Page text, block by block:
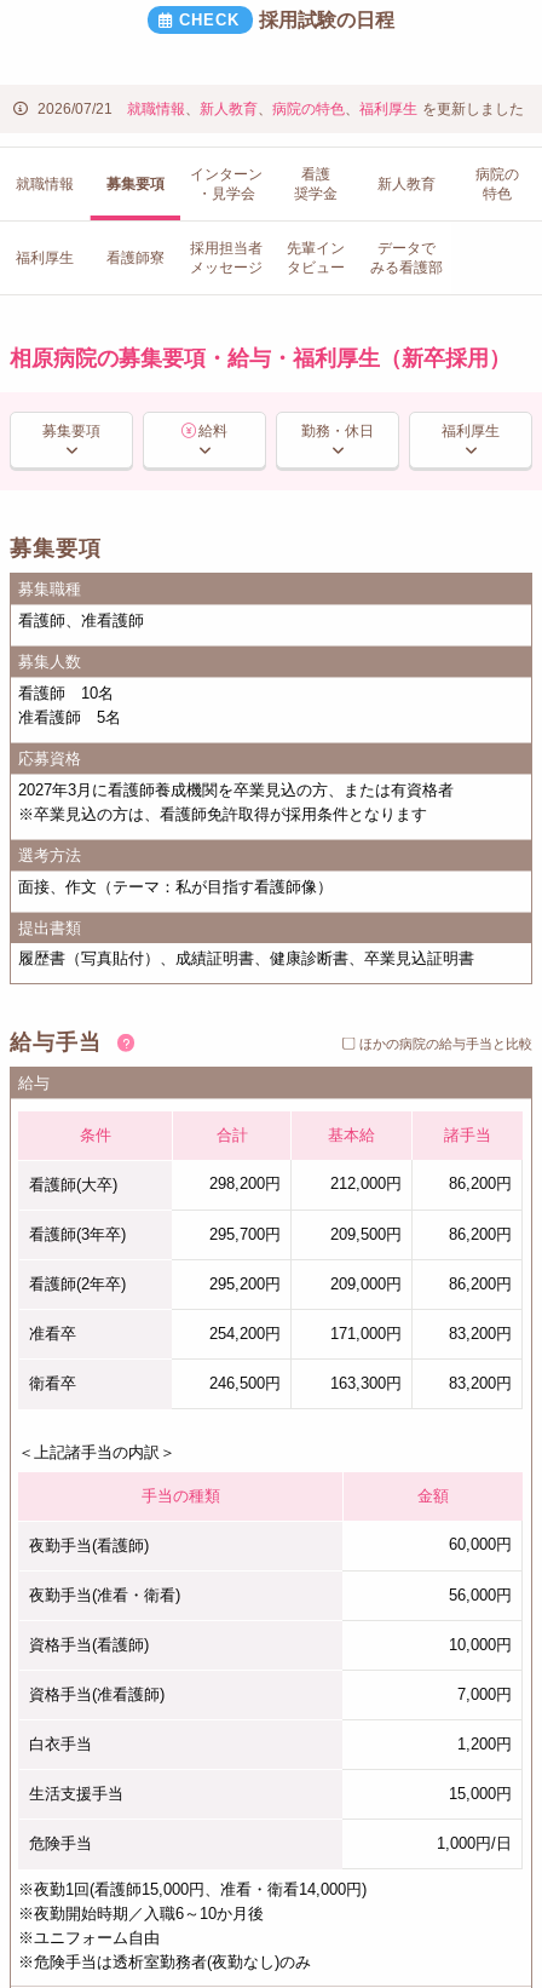
採用試験の日程
2026/07/21 就職情報、 新人教育、 病院の特色、 福利厚生 を更新しました
就職情報 募集要項
インターン
・見学会
看護
奨学金
新人教育
病院の
特色
福利厚生 看護師寮
採用担当者
メッセージ
先輩イン
タビュー
データで
みる看護部
相原病院の募集要項・給与・福利厚生（新卒採用）
募集要項 給料 勤務・休日 福利厚生
募集要項
募集職種
看護師、准看護師
募集人数
看護師 10名
准看護師 5名
応募資格
2027年3月に看護師養成機関を卒業見込の方、または有資格者
※卒業見込の方は、看護師免許取得が採用条件となります
選考方法
面接、作文（テーマ：私が目指す看護師像）
提出書類
履歴書（写真貼付）、成績証明書、健康診断書、卒業見込証明書
給与手当 ほかの病院の給与手当と比較
給与
条件 合計 基本給 諸手当
看護師(大卒) 298,200円 212,000円 86,200円
看護師(3年卒) 295,700円 209,500円 86,200円
看護師(2年卒) 295,200円 209,000円 86,200円
准看卒 254,200円 171,000円 83,200円
衛看卒 246,500円 163,300円 83,200円
＜上記諸手当の内訳＞
手当の種類 金額
夜勤手当(看護師) 60,000円
夜勤手当(准看・衛看) 56,000円
資格手当(看護師) 10,000円
資格手当(准看護師) 7,000円
白衣手当 1,200円
生活支援手当 15,000円
危険手当 1,000円/日
※夜勤1回(看護師15,000円、准看・衛看14,000円)
※夜勤開始時期／入職6～10か月後
※ユニフォーム自由
※危険手当は透析室勤務者(夜勤なし)のみ